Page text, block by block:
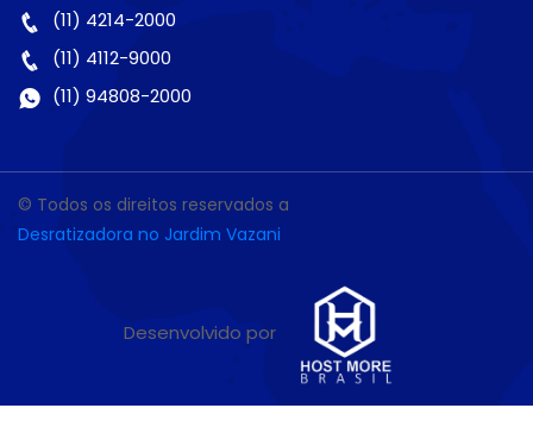
(11) 4214-2000
(11) 4112-9000
(11) 94808-2000
© Todos os direitos reservados a
Desratizadora no Jardim Vazani
Desenvolvido por